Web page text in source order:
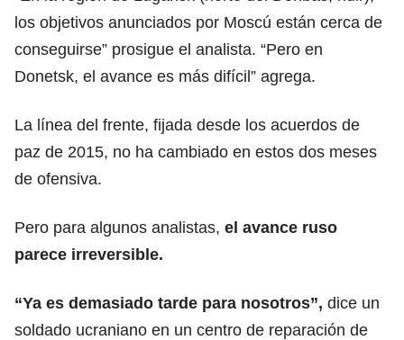
los objetivos anunciados por Moscú están cerca de
conseguirse” prosigue el analista. “Pero en
Donetsk, el avance es más difícil” agrega.
La línea del frente, fijada desde los acuerdos de
paz de 2015, no ha cambiado en estos dos meses
de ofensiva.
Pero para algunos analistas, el avance ruso
parece irreversible.
“Ya es demasiado tarde para nosotros”, dice un
soldado ucraniano en un centro de reparación de